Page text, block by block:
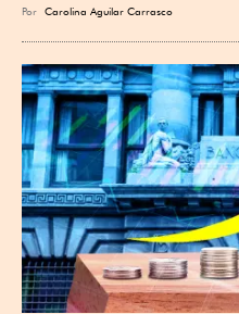
Por Carolina Aguilar Carrasco